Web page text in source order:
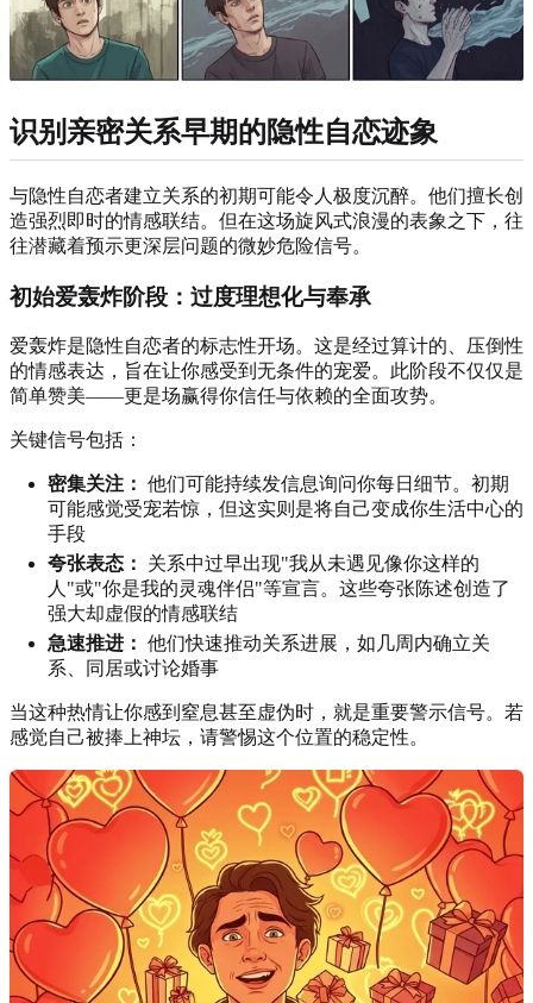
识别亲密关系早期的隐性自恋迹象
与隐性自恋者建立关系的初期可能令人极度沉醉。他们擅长创
造强烈即时的情感联结。但在这场旋风式浪漫的表象之下，往
往潜藏着预示更深层问题的微妙危险信号。
初始爱轰炸阶段：过度理想化与奉承
爱轰炸是隐性自恋者的标志性开场。这是经过算计的、压倒性
的情感表达，旨在让你感受到无条件的宠爱。此阶段不仅仅是
简单赞美——更是场赢得你信任与依赖的全面攻势。
关键信号包括：
密集关注： 他们可能持续发信息询问你每日细节。初期
可能感觉受宠若惊，但这实则是将自己变成你生活中心的
手段
夸张表态：
关系中过早出现"我从未遇见像你这样的
人"或"你是我的灵魂伴侣"等宣言。这些夸张陈述创造了
强大却虚假的情感联结
急速推进： 他们快速推动关系进展，如几周内确立关
系、同居或讨论婚事
当这种热情让你感到窒息甚至虚伪时，就是重要警示信号。若
感觉自己被捧上神坛，请警惕这个位置的稳定性。